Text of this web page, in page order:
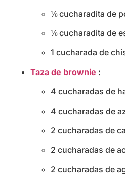
⅛ cucharadita de
⅛ cucharadita de
1 cucharada de
Taza de brownie :
4 cucharadas de
4 cucharadas de
2 cucharadas de
2 cucharadas de
2 cucharadas de